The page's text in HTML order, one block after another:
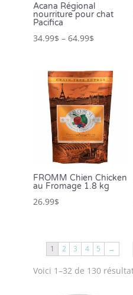
Acana Régional
nourriture pour chat
Pacifica
34.99$ – 64.99$
FROMM Chien Chicken
au Fromage 1.8 kg
26.99$
Voici 1–32 de 130
1 2 3 4 5 →